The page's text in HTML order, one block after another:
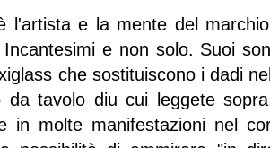
l'artista e la mente del
Incantesimi e non solo. Suoi
che sostituiscono i dadi
da tavolo diu cui leggete
in molte manifestazioni nel